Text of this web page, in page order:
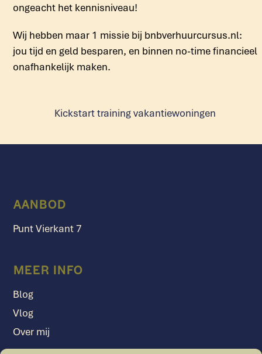
ongeacht het kennisniveau!
Wij hebben maar 1 missie bij bnbverhuurcursus.nl:
jou tijd en geld besparen, en binnen no-time financieel
onafhankelijk maken.
Kickstart training vakantiewoningen
AANBOD
Punt Vierkant 7
MEER INFO
Blog
Vlog
Over mij